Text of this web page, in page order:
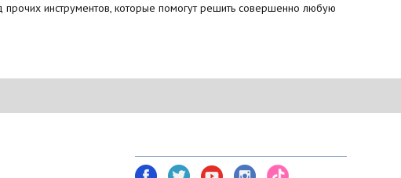
прочих инструментов, которые помогут решить совершенно любую